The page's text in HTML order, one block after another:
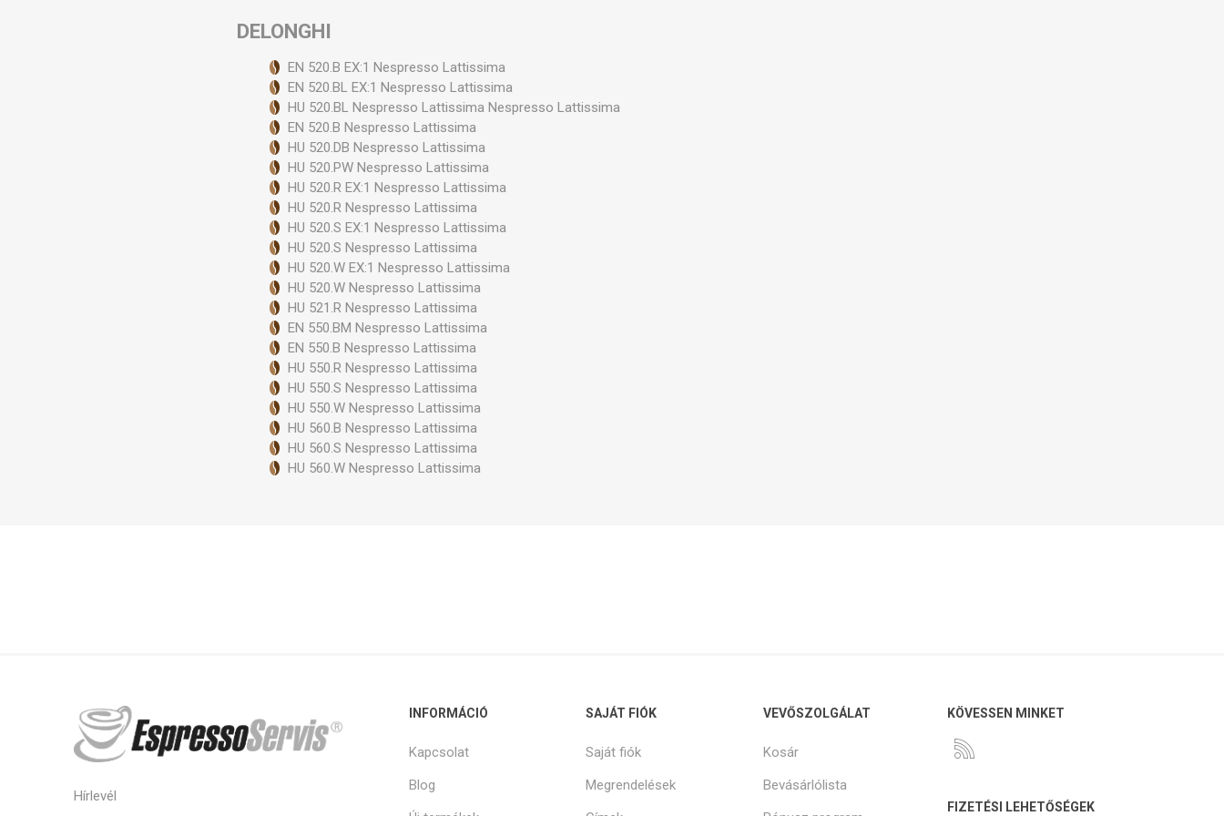
DELONGHI
EN 520.B EX:1 Nespresso Lattissima
EN 520.BL EX:1 Nespresso Lattissima
HU 520.BL Nespresso Lattissima Nespresso Lattissima
EN 520.B Nespresso Lattissima
HU 520.DB Nespresso Lattissima
HU 520.PW Nespresso Lattissima
HU 520.R EX:1 Nespresso Lattissima
HU 520.R Nespresso Lattissima
HU 520.S EX:1 Nespresso Lattissima
HU 520.S Nespresso Lattissima
HU 520.W EX:1 Nespresso Lattissima
HU 520.W Nespresso Lattissima
HU 521.R Nespresso Lattissima
EN 550.BM Nespresso Lattissima
EN 550.B Nespresso Lattissima
HU 550.R Nespresso Lattissima
HU 550.S Nespresso Lattissima
HU 550.W Nespresso Lattissima
HU 560.B Nespresso Lattissima
HU 560.S Nespresso Lattissima
HU 560.W Nespresso Lattissima
Hírlevél
INFORMÁCIÓ
Kapcsolat
Blog
SAJÁT FIÓK
Saját fiók
Megrendelések
VEVŐSZOLGÁLAT
Kosár
Bevásárlólista
KÖVESSEN MINKET
FIZETÉSI LEHETŐSÉGEK